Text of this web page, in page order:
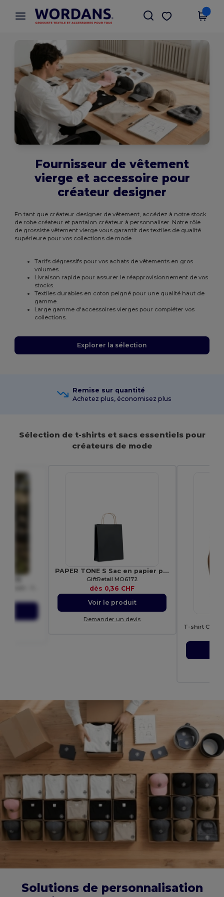
× Appli Wordans
Meilleurs prix sur l’app !
Obtenir l'appli
Fournisseur de vêtement
vierge et accessoire pour
créateur designer
En tant que créateur designer de vêtement, accédez à notre stock
de robe créateur et pantalon créateur à personnaliser. Notre rôle
de grossiste vêtement vierge vous garantit des textiles de qualité
supérieure pour vos collections de mode.
Tarifs dégressifs pour vos achats de vêtements en gros
volumes.
Livraison rapide pour assurer le réapprovisionnement de vos
stocks.
Textiles durables en coton peigné pour une qualité haut de
gamme.
Large gamme d'accessoires vierges pour compléter vos
collections.
Explorer la sélection
Remise sur quantité
Achetez plus, économisez plus
Sélection de t-shirts et sacs essentiels pour
créateurs de mode
PAPER TONE S Sac en papier petit format
GiftRetail MO6172
dès 0,36 CHF
Voir le produit
Demander un devis
Solutions de personnalisation